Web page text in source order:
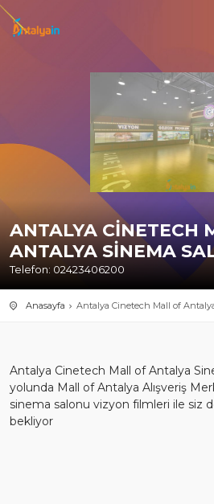
ANTALYA CINETECH
ANTALYA SINEMA
Telefon: 02423406200
Anasayfa Antalya Cinetech Mall of
Antalya Cinetech Mall of Antalya
yolunda Mall of Antalya Alışveriş
sinema salonu vizyon filmleri ile siz
bekliyor